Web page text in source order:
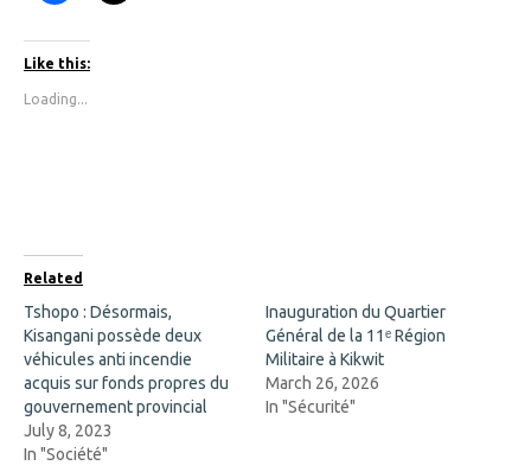
k
t
o
h
b
o
o
k
(
O
p
e
n
s
i
n
n
e
i
n
n
e
w
w
i
n
Like this:
Loading...
Related
Tshopo : Désormais,
Kisangani possède deux
véhicules anti incendie
acquis sur fonds propres du
gouvernement provincial
July 8, 2023
In "Société"
Inauguration du Quartier
Général de la 11ᵉ Région
Militaire à Kikwit
March 26, 2026
In "Sécurité"